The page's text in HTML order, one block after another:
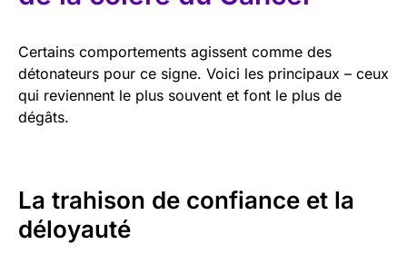
Certains comportements agissent comme des
détonateurs pour ce signe. Voici les principaux – ceux
qui reviennent le plus souvent et font le plus de
dégâts.
La trahison de confiance et la
déloyauté